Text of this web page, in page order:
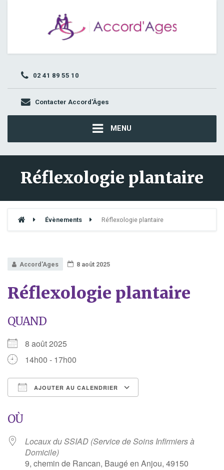
02 41 89 55 10
Contacter Accord'Âges
MENU
Réflexologie plantaire
Évènements Réflexologie plantaire
Accord'Ages 8 août 2025
Réflexologie plantaire
QUAND
8 août 2025
14h00 - 17h00
AJOUTER AU CALENDRIER
OÙ
Locaux du SSIAD (Service de Soins Infirmiers à
Domicile)
9, chemin de Rancan, Baugé en Anjou, 49150